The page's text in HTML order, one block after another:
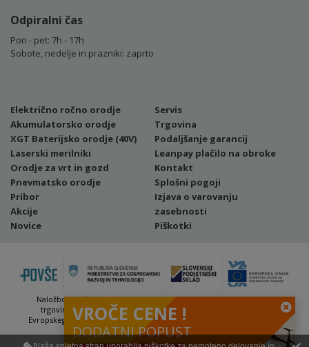
Odpiralni čas
Pon - pet: 7h - 17h
Sobote, nedelje in prazniki: zaprto
Električno ročno orodje
Akumulatorsko orodje
XGT Baterijsko orodje (40V)
Laserski merilniki
Orodje za vrt in gozd
Pnevmatsko orodje
Pribor
Akcije
Novice
Servis
Trgovina
Podaljšanje garancij
Leanpay plačilo na obroke
Kontakt
Splošni pogoji
Izjava o varovanju
zasebnosti
Piškotki
Naložbo (Vavčer za digitalni marketing - spletna stran ter spletna
trgovina) sofinancirata Republika Slovenija in Evropska unija iz
Evropskega sklada za regionalni razvoj. Sofinanciranje se je pridobilo
preko Vavčerja za digitalni marketing.
VROČE CENE !
DODATNI POPUST